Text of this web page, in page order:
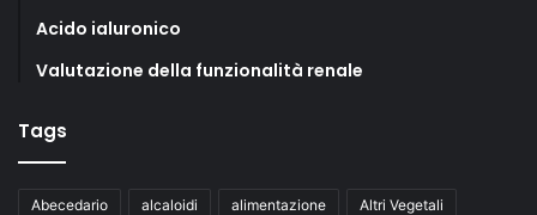
Acido ialuronico
Valutazione della funzionalità renale
Tags
Abecedario alcaloidi alimentazione Altri Vegetali